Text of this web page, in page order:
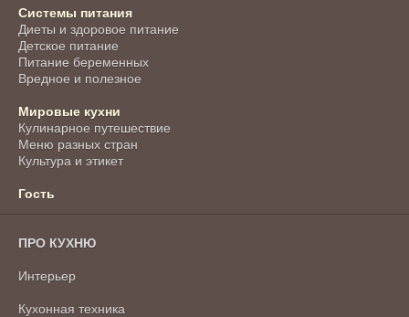
Системы питания
Диеты и здоровое питание
Детское питание
Питание беременных
Вредное и полезное
Мировые кухни
Кулинарное путешествие
Меню разных стран
Культура и этикет
Гость
ПРО КУХНЮ
Интерьер
Кухонная техника